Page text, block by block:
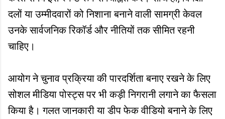
दलों या उम्मीदवारों को निशाना बनाने वाली सामग्री केवल
उनके सार्वजनिक रिकॉर्ड और नीतियों तक सीमित रहनी
चाहिए।
आयोग ने चुनाव प्रक्रिया की पारदर्शिता बनाए रखने के लिए
सोशल मीडिया पोस्ट्स पर भी कड़ी निगरानी लगाने का फैसला
किया है। गलत जानकारी या डीप फेक वीडियो बनाने के लिए